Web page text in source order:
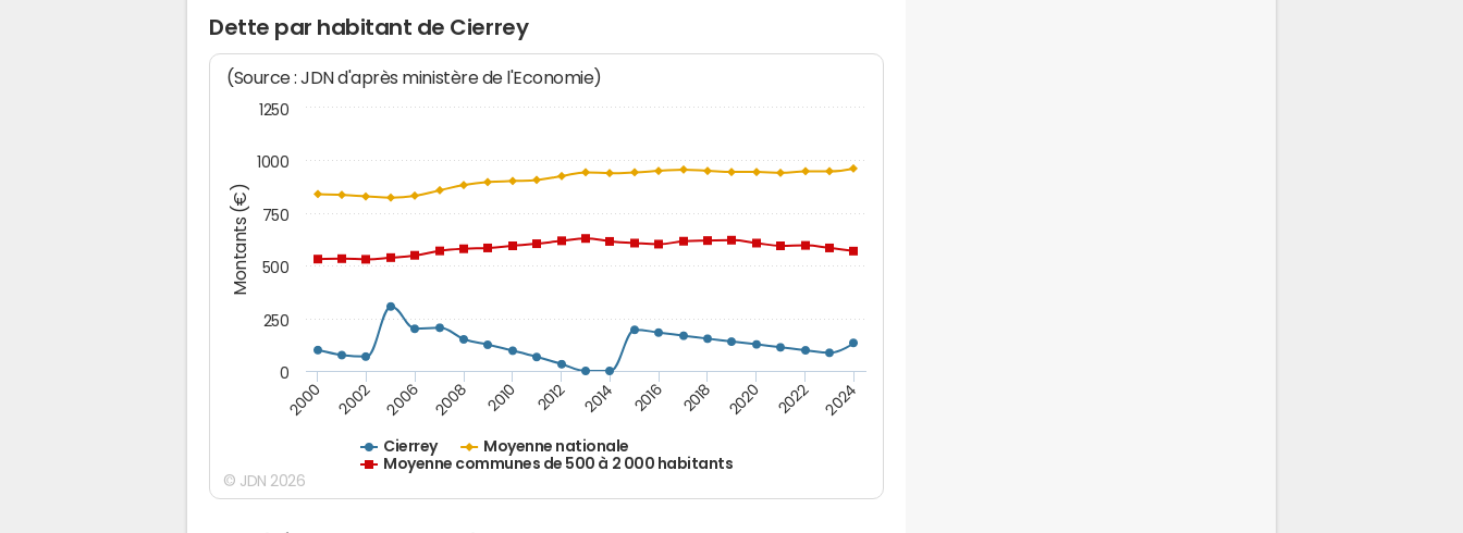
Dette par habitant de Cierrey
Montants (€)
(Source : JDN d'après ministère de l'Economie)
Cierrey
Moyenne nationale
Moyenne communes de 500 à 2 000 habitants
2000 2002 2006 2008 2010 2012 2014 2016 2018 2020 2022 2024
0
250
500
750
1000
1250
© JDN 2026